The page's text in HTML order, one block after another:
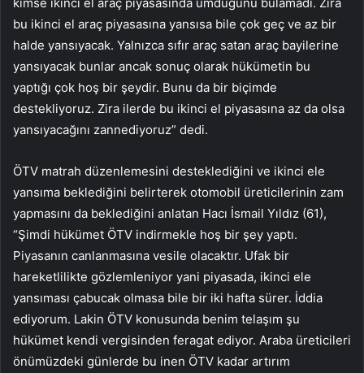
bu ikinci el araç piyasasına yansısa bile çok geç ve az bir
halde yansıyacak. Yalnızca sıfır araç satan araç bayilerine
yansıyacak bunlar ancak sonuç olarak hükümetin bu
yaptığı çok hoş bir şeydir. Bunu da bir biçimde
destekliyoruz. Zira ilerde bu ikinci el piyasasına az da olsa
yansıyacağını zannediyoruz” dedi.
ÖTV matrah düzenlemesini desteklediğini ve ikinci ele
yansıma beklediğini belirterek otomobil üreticilerinin zam
yapmasını da beklediğini anlatan Hacı İsmail Yıldız (61),
“Şimdi hükümet ÖTV indirmekle hoş bir şey yaptı.
Piyasanın canlanmasına vesile olacaktır. Ufak bir
hareketlilikte gözlemleniyor yani piyasada, ikinci ele
yansıması çabucak olmasa bile bir iki hafta sürer. İddia
ediyorum. Lakin ÖTV konusunda benim telaşım şu
hükümet kendi vergisinden feragat ediyor. Araba üreticileri
önümüzdeki günlerde bu inen ÖTV kadar artırım